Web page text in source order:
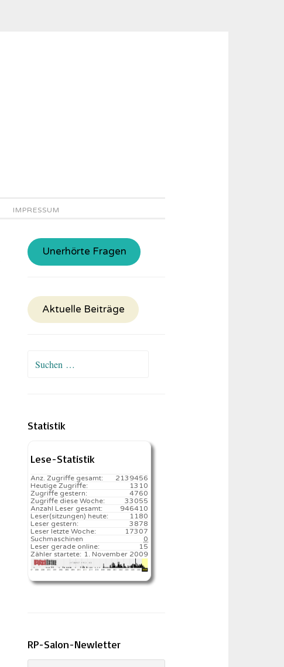
IMPRESSUM
Unerhörte Fragen
Aktuelle Beiträge
Suchen
Statistik
Lese-Statistik
2139456
Anz. Zugriffe gesamt:
1310
Heutige Zugriffe:
4760
Zugriffe gestern:
33055
Zugriffe diese Woche:
946410
Anzahl Leser gesamt:
1180️
Leser(sitzungen) heute:
3878
Leser gestern:
17307️
Leser letzte Woche:
0
Suchmaschinen
15
Leser gerade online:
1. November 2009
Zähler startete:
RP-Salon-Newletter